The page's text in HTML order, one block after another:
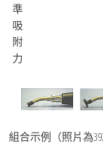
準
吸
附
力
組合示例（照片為392